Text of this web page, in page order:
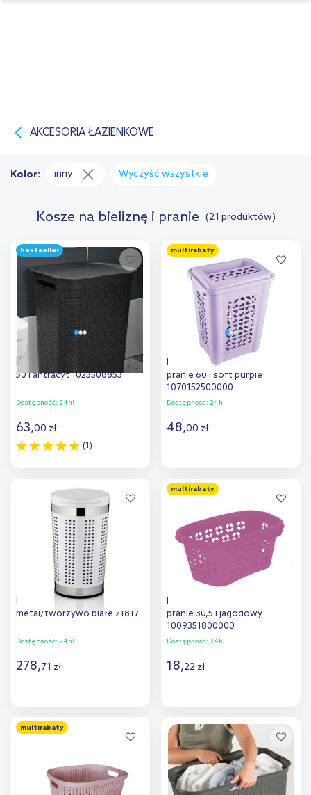
AKCESORIA ŁAZIENKOWE
Kosze na bieliznę i pranie (21 produktów)
Kolor: inny Wyczyść wszystkie
bestseller
Rotho Brisen kosz na pranie
50 l antracyt 1023508853
Dostępność: 24h!
63,00 zł
(1)
Dodaj do
porównania
multirabaty
Keeeper Per kosz na bieliznę i
pranie 60 l soft purple
1070152500000
Dostępność: 24h!
48,00 zł
Dodaj do
porównania
Kela Sevilla kosz na pranie
metal/tworzywo białe 21817
Dostępność: 24h!
278,71 zł
Dodaj do
porównania
multirabaty
Keeeper Anton kosz na
pranie 30,5 l jagodowy
1009351800000
Dostępność: 24h!
18,22 zł
Dodaj do
porównania
multirabaty